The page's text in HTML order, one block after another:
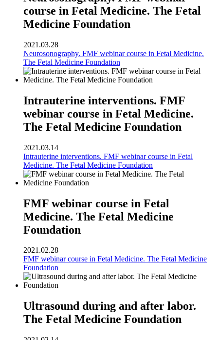
course in Fetal Medicine. The Fetal
Medicine Foundation
2021.03.28
Neurosonography. FMF webinar course in Fetal Medicine.
The Fetal Medicine Foundation
Intrauterine interventions. FMF
webinar course in Fetal Medicine.
The Fetal Medicine Foundation
2021.03.14
Intrauterine interventions. FMF webinar course in Fetal
Medicine. The Fetal Medicine Foundation
FMF webinar course in Fetal
Medicine. The Fetal Medicine
Foundation
2021.02.28
FMF webinar course in Fetal Medicine. The Fetal Medicine
Foundation
Ultrasound during and after labor.
The Fetal Medicine Foundation